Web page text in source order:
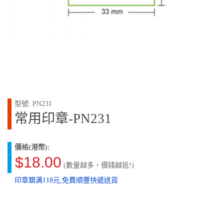
型號: PN231
常用印章-PN231
價格(港幣):
$18.00 (數量越多，價錢越抵!)
印章類满118元,免費順豐快遞送貨